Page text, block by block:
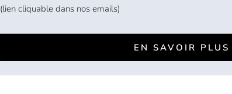
(lien cliquable dans nos emails)
EN SAVOIR PLUS